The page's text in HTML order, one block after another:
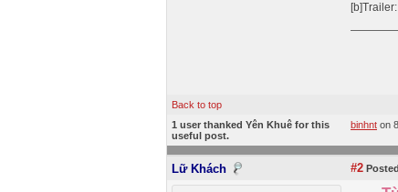
[b]Trailer:
Back to top
1 user thanked Yên Khuê for this
useful post.
binhnt on
Lữ Khách #2